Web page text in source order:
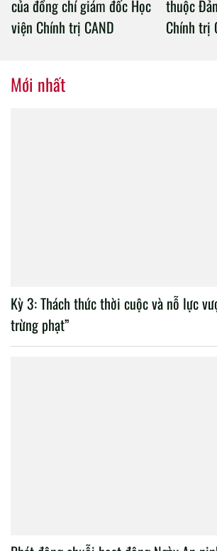
của đồng chí giám đốc Học
viện Chính trị CAND
thuộc
Chính trị
Mới nhất
Kỳ 3: Thách thức thời cuộc và nỗ lực
trừng phạt”